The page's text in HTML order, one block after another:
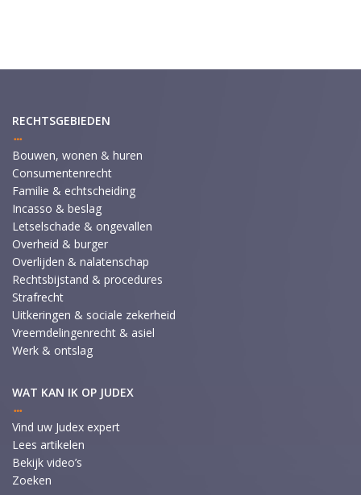
RECHTSGEBIEDEN
Bouwen, wonen & huren
Consumentenrecht
Familie & echtscheiding
Incasso & beslag
Letselschade & ongevallen
Overheid & burger
Overlijden & nalatenschap
Rechtsbijstand & procedures
Strafrecht
Uitkeringen & sociale zekerheid
Vreemdelingenrecht & asiel
Werk & ontslag
WAT KAN IK OP JUDEX
Vind uw Judex expert
Lees artikelen
Bekijk video’s
Zoeken